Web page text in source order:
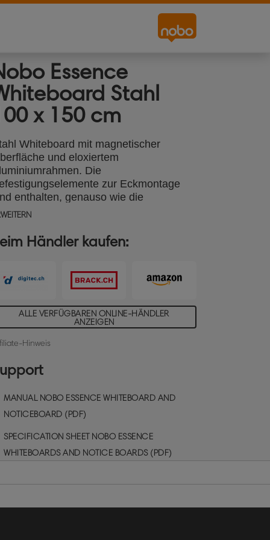
Essence
Stahl
x 150 cm
Whiteboard mit magnetischer
und eloxiertem
Die
zur Eckmontage
enthalten, genauso wie die
zur Ablage von Whiteboard-
Oberfläche aus lackiertem
lässt sich leicht reinigen und eignet
100 x 150 cm.
Händler kaufen:
ALLE VERFÜGBAREN ONLINE-HÄNDLER
ANZEIGEN
Hinweis
MANUAL NOBO ESSENCE WHITEBOARD AND
NOTICEBOARD (PDF)
SPECIFICATION SHEET NOBO ESSENCE
WHITEBOARDS AND NOTICE BOARDS (PDF)